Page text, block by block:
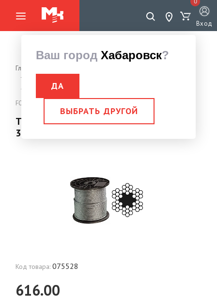
Ваш город Хабаровск?
ДА
ВЫБРАТЬ ДРУГОЙ
Вход
Главная страница
Трос стальной оцинкованный
Трос стальной оцинкованный 1,0 мм DIN 3055 (бухта 200м)
FORCE LIFTING
Трос стальной оцинкованный 1,0 мм DIN
3055 (бухта 200м) FORCE LIFTING
Код товара: 075528
616.00